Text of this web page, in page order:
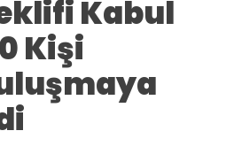
Kabul
Kişi